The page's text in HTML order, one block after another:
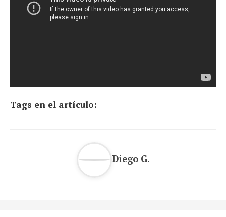
Tags en el artículo:
Diego G.